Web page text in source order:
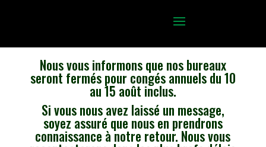
Nous vous informons que nos bureaux
seront fermés pour congés annuels du 10
au 15 août inclus.
Si vous nous avez laissé un message,
soyez assuré que nous en prendrons
connaissance à notre retour. Nous vous